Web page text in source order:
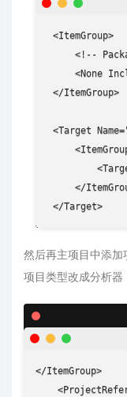
<ItemGroup>
<!--
<None
</ItemGroup>
<Target
</
</Target>
然后再主项目中添
项目类型改成分析
</ItemGroup>